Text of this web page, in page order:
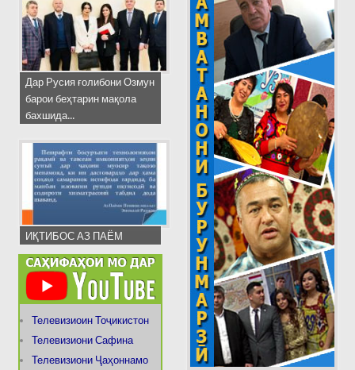
Дар Русия ғолибони Озмун
барои беҳтарин мақола
бахшида...
ИҚТИБОС АЗ ПАЁМ
Телевизиоин Тоҷикистон
Телевизиони Сафина
Телевизиони Ҷаҳоннамо